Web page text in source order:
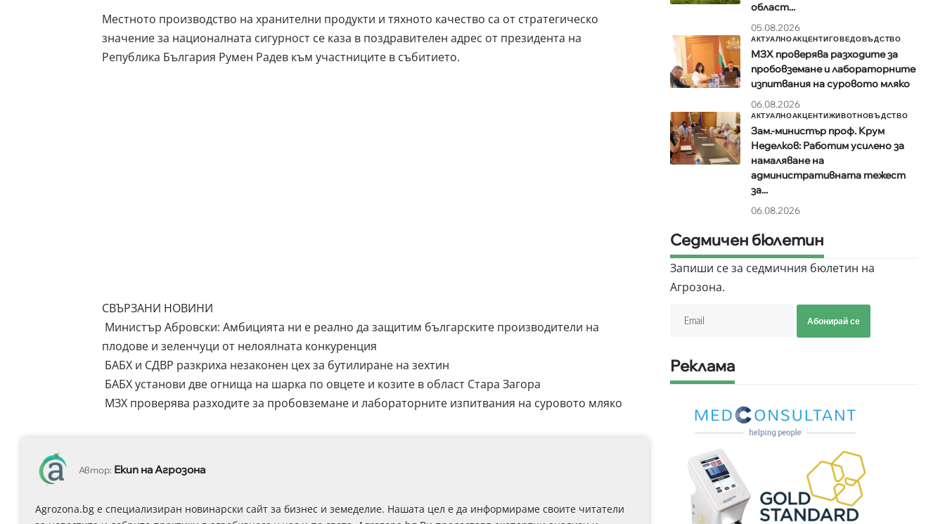
Местното производство на хранителни продукти и тяхното качество са от стратегическо
значение за националната сигурност се каза в поздравителен адрес от президента на
Република България Румен Радев към участниците в събитието.
СВЪРЗАНИ НОВИНИ
Министър Абровски: Амбицията ни е реално да защитим българските производители на
плодове и зеленчуци от нелоялната конкуренция
БАБХ и СДВР разкриха незаконен цех за бутилиране на зехтин
БАБХ установи две огнища на шарка по овцете и козите в област Стара Загора
МЗХ проверява разходите за пробовземане и лабораторните изпитвания на суровото мляко
Автор: Екип на Агрозона
Agrozona.bg e специализиран новинарски сайт за бизнес и земеделие. Нашата цел е да информираме своите читатели
област...
05.08.2026
АКТУАЛНОАКЦЕНТИГОВЕДОВЪДСТВО
МЗХ проверява разходите за
пробовземане и лабораторните
изпитвания на суровото мляко
06.08.2026
АКТУАЛНОАКЦЕНТИЖИВОТНОВЪДСТВО
Зам.-министър проф. Крум
Неделков: Работим усилено за
намаляване на
административната тежест
за...
06.08.2026
Седмичен бюлетин
Запиши се за седмичния бюлетин на
Агрозона.
Абонирай се
Реклама